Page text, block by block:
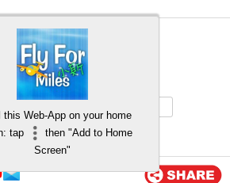
Back to top
this Web-App on your home
tap
then "Add to Home
Screen"